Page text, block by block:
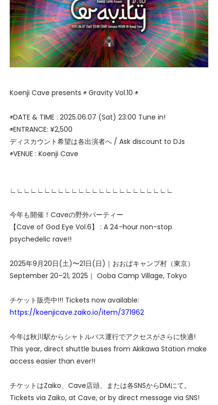
Koenji Cave presents ◉ Gravity Vol.10 ◉
◉DATE & TIME : 2025.06.07 (Sat) 23:00 Tune in!
◉ENTRANCE: ¥2,500
ディスカウント希望は各出演者へ / Ask discount to DJs
◉VENUE : Koenji Cave
∟∟∟∟∟∟∟∟∟∟∟∟∟∟∟∟∟∟∟∟∟∟∟∟
今年も開催！Caveの野外パーティー
【Cave of God Eye Vol.6】 : A 24-hour non-stop
psychedelic rave!!
2025年9月20日(土)〜21日(日)｜おおばキャンプ村（東京）
September 20–21, 2025｜ Ooba Camp Village, Tokyo
チケット販売中!!! Tickets now available:
https://koenjicave.zaiko.io/item/371962
今年は秋川駅からシャトルバス運行でアクセスがさらに快適!
This year, direct shuttle buses from Akikawa Station make
access easier than ever!!
チケットはZaiko、Cave店頭、または各SNSからDMにて。
Tickets via Zaiko, at Cave, or by direct message via SNS!